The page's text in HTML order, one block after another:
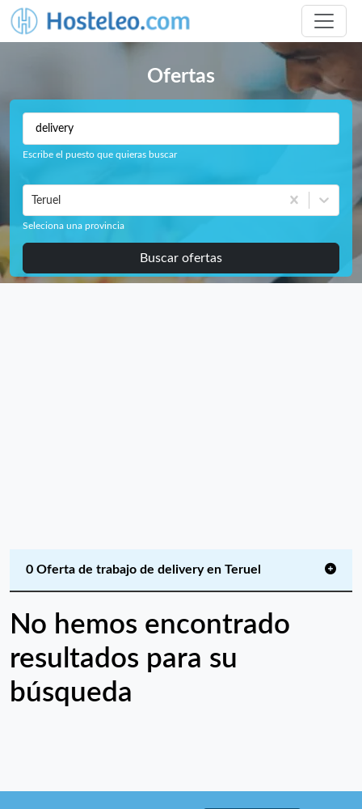
Ofertas
Escribe el puesto que quieras buscar
Teruel
Seleciona una provincia
Buscar ofertas
0 Oferta de trabajo de delivery en Teruel
No hemos encontrado
resultados para su
búsqueda